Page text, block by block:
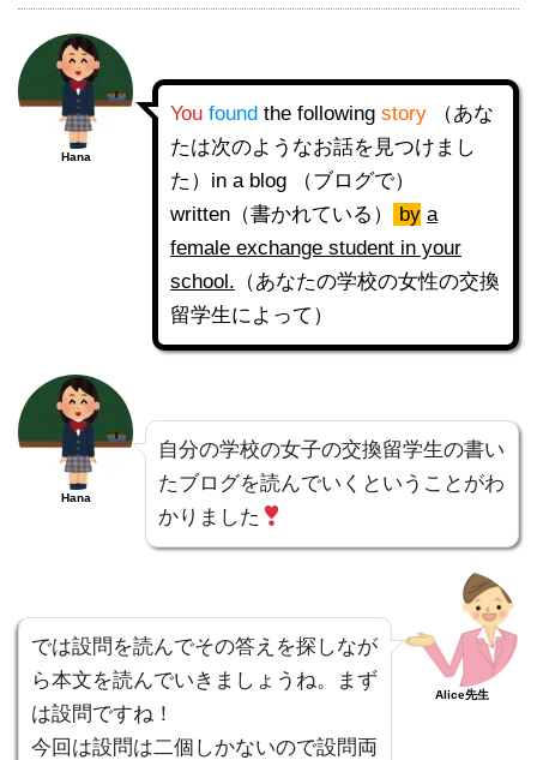
Hana
You found the following story
（あな
たは次のようなお話を見つけまし
た）in a blog （ブログで）
written（書かれている）
by a
female exchange student in your
school. （あなたの学校の女性の交換
留学生によって）
Hana
自分の学校の女子の交換留学生の書い
たブログを読んでいくということがわ
かりました
では設問を読んでその答えを探しなが
ら本文を読んでいきましょうね。まず
は設問ですね！
今回は設問は二個しかないので設問両
Alice先生